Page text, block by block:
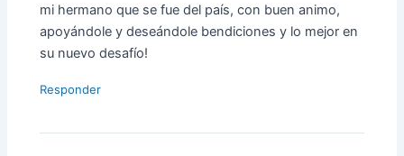
mi hermano que se fue del país, con buen animo,
apoyándole y deseándole bendiciones y lo mejor en
su nuevo desafío!
Responder